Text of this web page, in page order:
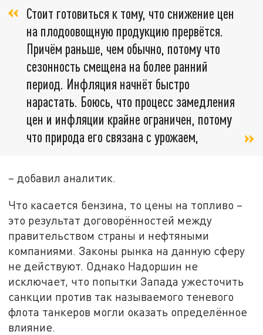
Стоит готовиться к тому, что снижение цен
на плодоовощную продукцию прервётся.
Причём раньше, чем обычно, потому что
сезонность смещена на более ранний
период. Инфляция начнёт быстро
нарастать. Боюсь, что процесс замедления
цен и инфляции крайне ограничен, потому
что природа его связана с урожаем,
– добавил аналитик.
Что касается бензина, то цены на топливо –
это результат договорённостей между
правительством страны и нефтяными
компаниями. Законы рынка на данную сферу
не действуют. Однако Надоршин не
исключает, что попытки Запада ужесточить
санкции против так называемого теневого
флота танкеров могли оказать определённое
влияние.